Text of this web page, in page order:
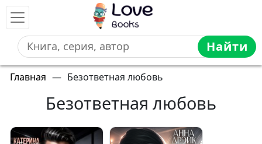
Найти
Главная — Безответная любовь
Безответная любовь